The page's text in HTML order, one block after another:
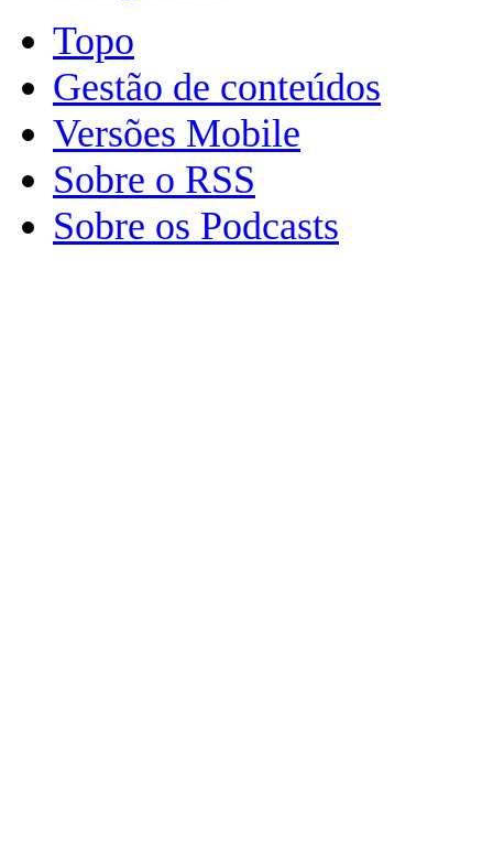
Topo
Gestão de conteúdos
Versões Mobile
Sobre o RSS
Sobre os Podcasts